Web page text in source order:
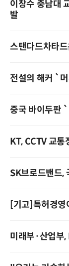
이창수 충남대
발
스탠다드차타
전설의 해커 `
중국 바이두판
KT, CCTV 교통
SK브로드밴드,
[기고]특허경
미래부·산업부